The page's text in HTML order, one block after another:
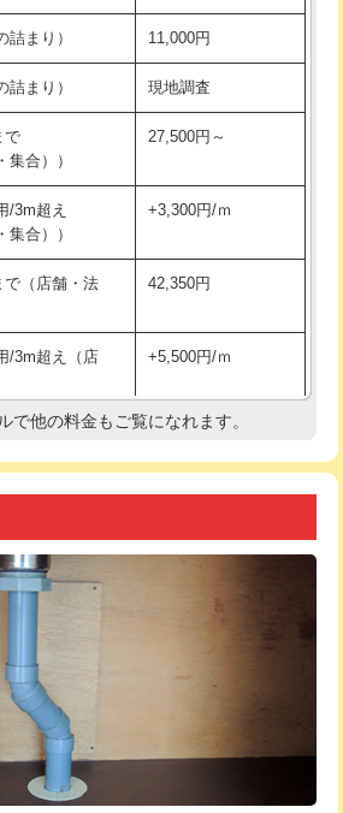
・分岐水栓） 16,500円
加工) 16,500円
止め) 3,300円
具設置)
用（バンド止
5,500円
・埋め戻し作
11,000円
VP・HI）使
33,000円
（VP・HI）使
+8,800円
グ鋼管・銅
/3ｍまで)
ング鋼管・銅
/3ｍ超え)
・埋め戻し作
11,000円~
事/3ｍまで） 55,000円
管工事/3ｍ超
まり） 11,000円
まり） 現地調査
で
集合））
27,500円～
3m超え
集合））
+3,300円/ｍ
で（店舗・法
42,350円
/3m超え（店
+5,500円/ｍ
現地調査
超え
8,800円
処理・清掃・修
など（軽作業）
11,000円
処理・清掃・修
で他の料金もご覧になれます。